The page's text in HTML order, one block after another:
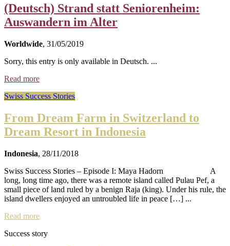
(Deutsch) Strand statt Seniorenheim:
Auswandern im Alter
Worldwide, 31/05/2019
Sorry, this entry is only available in Deutsch. ...
Read more
Swiss Success Stories
From Dream Farm in Switzerland to
Dream Resort in Indonesia
Indonesia, 28/11/2018
Swiss Success Stories – Episode I: Maya Hadorn A
long, long time ago, there was a remote island called Pulau Pef, a
small piece of land ruled by a benign Raja (king). Under his rule, the
island dwellers enjoyed an untroubled life in peace […] ...
Read more
Success story